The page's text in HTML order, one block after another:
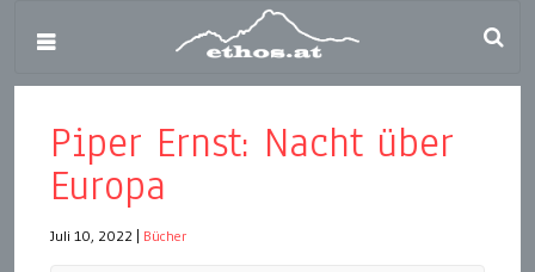
Piper Ernst: Nacht über
Europa
Juli 10, 2022 Bücher